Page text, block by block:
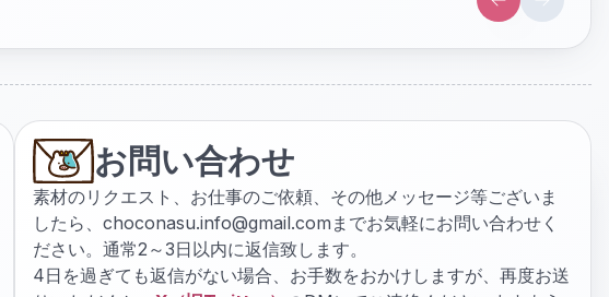
お問い合わせ
素材のリクエスト、お仕事のご依頼、その他メッセージ等ございま
したら、 choconasu.info@gmail.com までお気軽にお問い合わせく
ださい。通常2～3日以内に返信致します。
4日を過ぎても返信がない場合、お手数をおかけしますが、再度お送